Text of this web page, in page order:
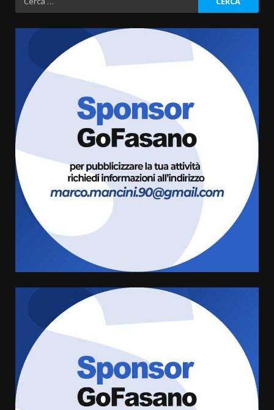
per:
Cura dei beni comuni e
cittadinanza attiva: online
l’avviso per la gestione
condivisa della Villetta di
Laureto
6 Agosto 2026 06:20
La magia del Minareto e la prima
assoluta de “L’Albergo
Belvedere. Il rapimento”
Serie D, l’Us Fasano è escluso
dal campionato
5 Agosto 2026 17:30
Truffatori in azione nelle
frazioni fasanesi
5 Agosto 2026 11:03